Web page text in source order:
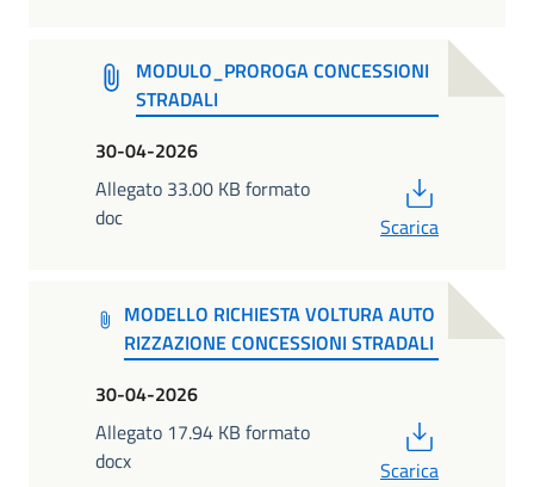
MODULO_PROROGA CONCESSIONI
STRADALI
30-04-2026
Allegato 33.00 KB formato
doc
Scarica
MODELLO RICHIESTA VOLTURA AUTO
RIZZAZIONE CONCESSIONI STRADALI
30-04-2026
Allegato 17.94 KB formato
docx
Scarica